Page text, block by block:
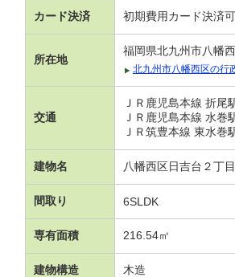
カード決済 初期費用カード決済可
所在地
福岡県北九州市八幡
北九州市八幡西区の行
交通
ＪＲ鹿児島本線 折尾
ＪＲ鹿児島本線 水巻
ＪＲ筑豊本線 東水巻
建物名 八幡西区日吉台２丁
間取り 6SLDK
専有面積 216.54㎡
建物構造 木造